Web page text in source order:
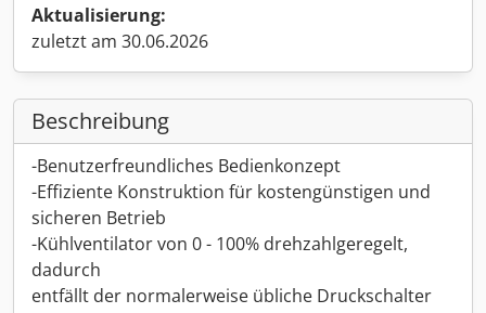
Aktualisierung:
zuletzt am 30.06.2026
Beschreibung
-Benutzerfreundliches Bedienkonzept
-Effiziente Konstruktion für kostengünstigen und
sicheren Betrieb
-Kühlventilator von 0 - 100% drehzahlgeregelt,
dadurch
entfällt der normalerweise übliche Druckschalter